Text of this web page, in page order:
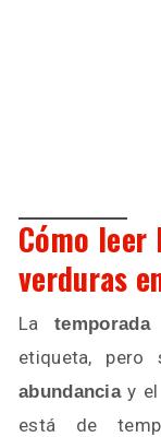
Cómo
verduras
Latemporada
etiqueta,
abundanciay el
está de